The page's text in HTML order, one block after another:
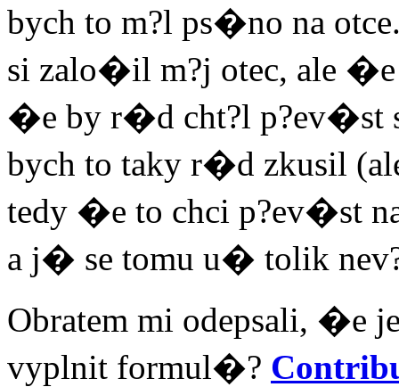
bych to m?l ps�no na
si zalo�il m?j otec, ale
�e by r�d cht?l
bych to taky r�d zkusil
tedy �e to chci p?ev�st
a j� se tomu u� tolik
Obratem mi odepsali, �e
vyplnit formul�?